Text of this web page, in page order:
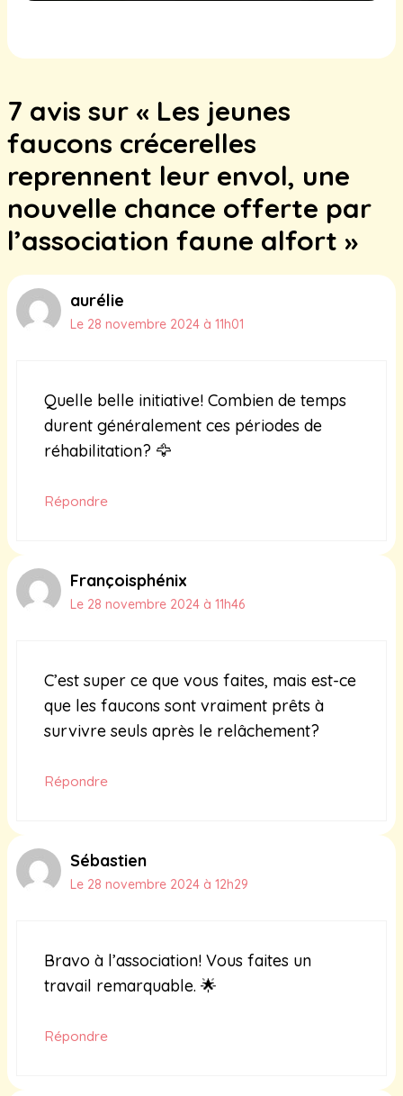
7 avis sur « Les jeunes
faucons crécerelles
reprennent leur envol, une
nouvelle chance offerte par
l’association faune alfort »
aurélie
Le 28 novembre 2024 à 11h01
Quelle belle initiative! Combien de temps
durent généralement ces périodes de
réhabilitation? 🦅
Répondre
Françoisphénix
Le 28 novembre 2024 à 11h46
C’est super ce que vous faites, mais est-ce
que les faucons sont vraiment prêts à
survivre seuls après le relâchement?
Répondre
Sébastien
Le 28 novembre 2024 à 12h29
Bravo à l’association! Vous faites un
travail remarquable. 🌟
Répondre